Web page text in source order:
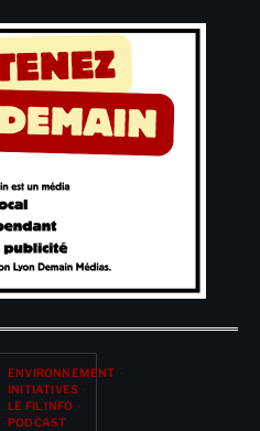
ENVIRONNEMENT
INITIATIVES
LE FIL INFO
PODCAST